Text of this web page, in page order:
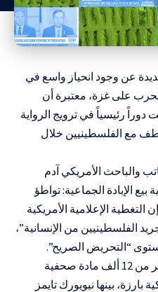
عن وجود انحياز واسع في
على غزة، معتبرة أن
رئيسياً في ترويج الرواية
مع الفلسطينيين خلال
والباحث الأمريكي آدم
الإبادة الجماعية: تواطؤ
الإعلامية الأمريكية
الفلسطينيين من الإنسانية”،
“التحريض الصريح”.
واعتمدت الدراسة على تحليل أكثر من 12 ألف مادة صحفية
بينها نيويورك تايمز